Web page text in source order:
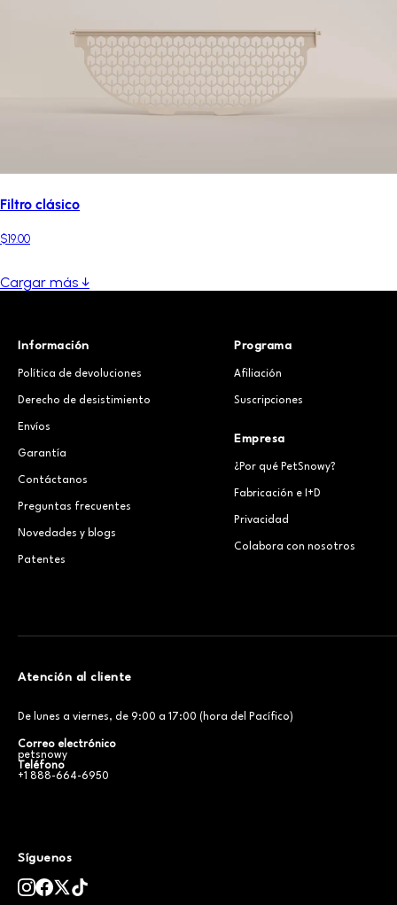
Filtro clásico
$19.00
Cargar más ↓
Información
Política de devoluciones
Derecho de desistimiento
Envíos
Garantía
Contáctanos
Preguntas frecuentes
Novedades y blogs
Patentes
Programa
Afiliación
Suscripciones
Empresa
¿Por qué PetSnowy?
Fabricación e I+D
Privacidad
Colabora con nosotros
Atención al cliente
De lunes a viernes, de 9:00 a 17:00 (hora del Pacífico)
Correo electrónico
petsnowy
Teléfono
+1 888-664-6950
Síguenos